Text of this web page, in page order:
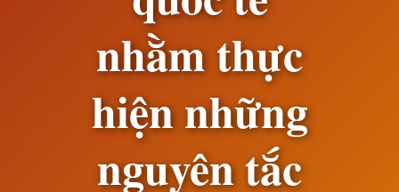
nhằm thực
hiện những
nguyên tắc